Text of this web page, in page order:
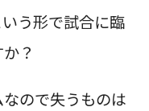
う形で試合に臨
？
なので失うものは